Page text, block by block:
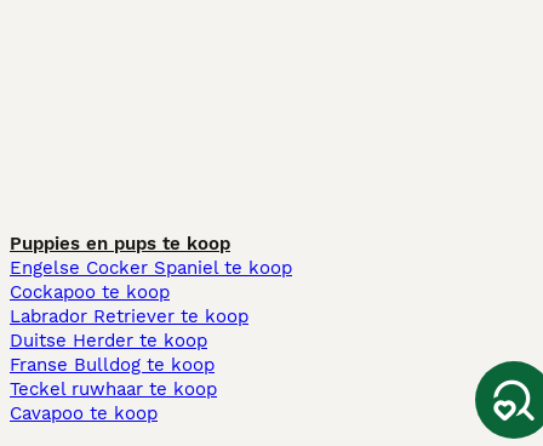
Puppies en pups te koop
Engelse Cocker Spaniel te koop
Cockapoo te koop
Labrador Retriever te koop
Duitse Herder te koop
Franse Bulldog te koop
Teckel ruwhaar te koop
Cavapoo te koop